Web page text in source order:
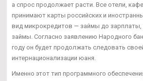
а спрос продолжает расти. Все отели,
принимают карты российских и
вид микрокредитов — займы до зарплаты,
займы. Согласно заявлению Народного
году он будет продолжать следовать
интернационализации юаня.
Именно этот тип программного